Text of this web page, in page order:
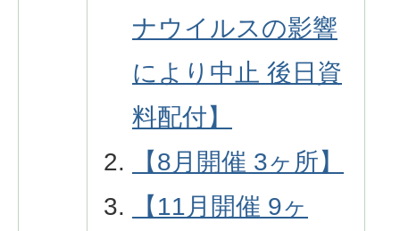
ナウイルスの影響
により中止 後日資
料配付】
【8月開催 3ヶ所】
【11月開催 9ヶ